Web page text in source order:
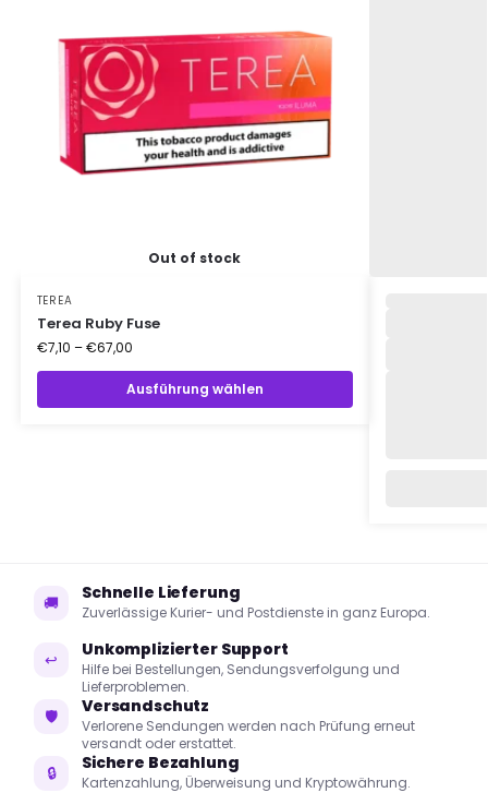
Out of stock
TEREA
Terea Ruby Fuse
€7,10 –€67,00
Ausführung wählen
🚚 Schnelle Lieferung
Zuverlässige Kurier- und Postdienste in ganz Europa.
↩ Unkomplizierter Support
Hilfe bei Bestellungen, Sendungsverfolgung und
Lieferproblemen.
🛡 Versandschutz
Verlorene Sendungen werden nach Prüfung erneut
versandt oder erstattet.
🔒 Sichere Bezahlung
Kartenzahlung, Überweisung und Kryptowährung.